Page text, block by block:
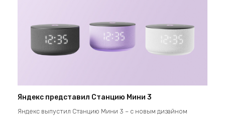
Яндекс представил Станцию Мини 3
Яндекс выпустил Станцию Мини 3 – с новым дизайном